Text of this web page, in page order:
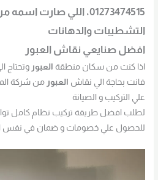
01273474515، اللي صارت
التشطيبات والدهانات
افضل صنايعي نقاش العبور
اذا كنت من سكان منطقة العبور وتحتاج
فانت بحاجة الي نقاش العبور
علي التركيب و الصيانة
لطلب افضل طريقة تركيب نظام كامل
للحصول علي خصومات و ضمان في نفس